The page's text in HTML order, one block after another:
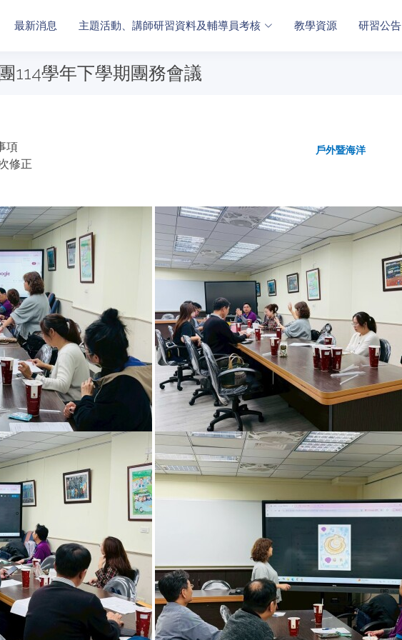
最新消息 主題活動、講師研習資料及輔導員考核 教學資源 研習公告
114學年下學期團務會議
項
修正
戶外暨海洋